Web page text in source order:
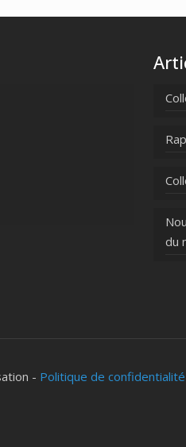
du
- Politique de